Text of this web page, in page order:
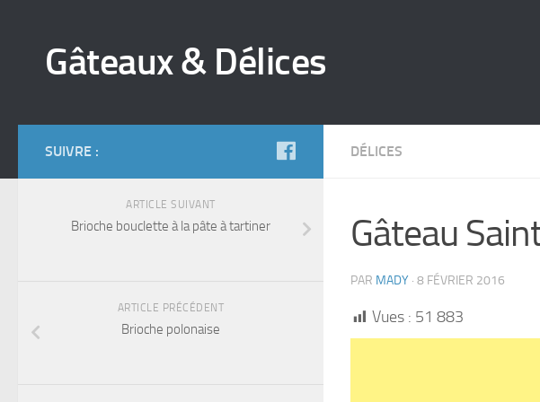
Gâteaux & Délices
DÉLICES
Gâteau
PAR MADY · 8 FÉVRIER 2016
Vues : 51 883
SUIVRE :
ARTICLE SUIVANT
Brioche bouclette à la pâte à tartiner
ARTICLE PRÉCÉDENT
Brioche polonaise